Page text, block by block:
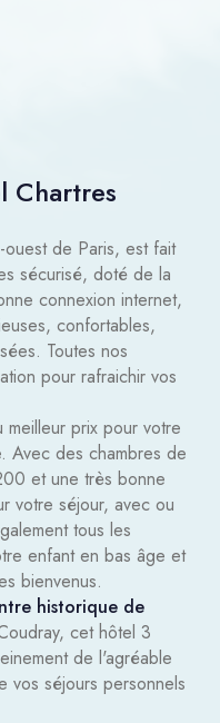
Chartres
de Paris, est fait
sécurisé, doté de la
connexion internet,
confortables,
Toutes nos
pour rafraichir vos
prix pour votre
Avec des chambres de
et une très bonne
votre séjour, avec ou
tous les
enfant en bas âge et
bienvenus.
historique de
cet hôtel 3
de l'agréable
vos séjours personnels